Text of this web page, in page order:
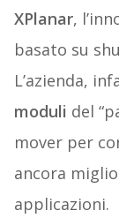
XPlanar,
basato su
L’azienda,
moduli del
mover per
ancora
applicazioni.